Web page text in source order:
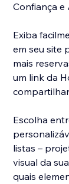
Confiança e
Exiba
em seu site
mais
um link da
Escolha
listas –
visual da
quais